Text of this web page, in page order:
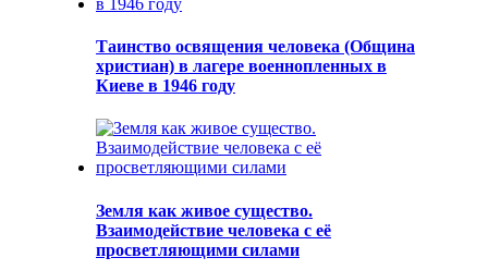
Таинство освящения человека (Община
христиан) в лагере военнопленных в
Киеве в 1946 году
Земля как живое существо.
Взаимодействие человека с её
просветляющими силами